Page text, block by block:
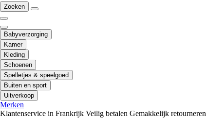
Zoeken
Babyverzorging
Kamer
Kleding
Schoenen
Spelletjes & speelgoed
Buiten en sport
Uitverkoop
Merken
Klantenservice in Frankrijk Veilig betalen Gemakkelijk retourneren